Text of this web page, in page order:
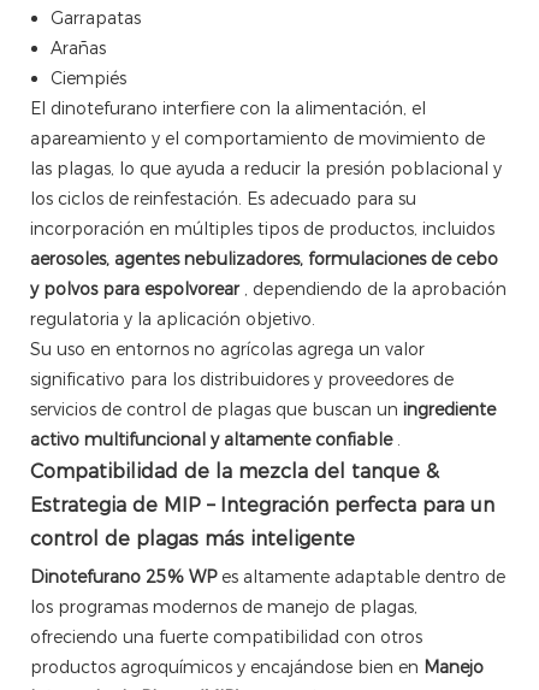
Garrapatas
Arañas
Ciempiés
El dinotefurano interfiere con la alimentación, el
apareamiento y el comportamiento de movimiento de
las plagas, lo que ayuda a reducir la presión poblacional y
los ciclos de reinfestación. Es adecuado para su
incorporación en múltiples tipos de productos, incluidos
aerosoles, agentes nebulizadores, formulaciones de cebo
y polvos para espolvorear
, dependiendo de la aprobación
regulatoria y la aplicación objetivo.
Su uso en entornos no agrícolas agrega un valor
significativo para los distribuidores y proveedores de
servicios de control de plagas que buscan un ingrediente
activo multifuncional y altamente confiable
Compatibilidad de la mezcla del tanque &
Estrategia de MIP – Integración perfecta para un
control de plagas más inteligente
Dinotefurano 25% WP es altamente adaptable dentro de
los programas modernos de manejo de plagas,
ofreciendo una fuerte compatibilidad con otros
productos agroquímicos y encajándose bien en Manejo